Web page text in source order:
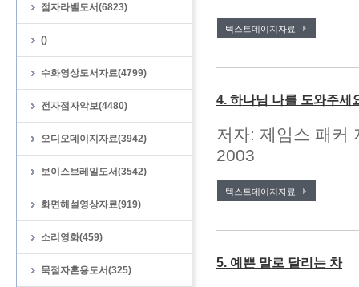
점자라벨도서(6823)
()
수화영상도서자료(4799)
전자점자악보(4480)
오디오데이지자료(3942)
보이스브레일도서(3542)
화면해설영상자료(919)
소리영화(459)
묵점자혼용도서(325)
텍스트데이지자료
4. 하나님 나를 도와주세
저자: 제임스 패커
2003
텍스트데이지자료
5. 예쁜 말로 달리는 차